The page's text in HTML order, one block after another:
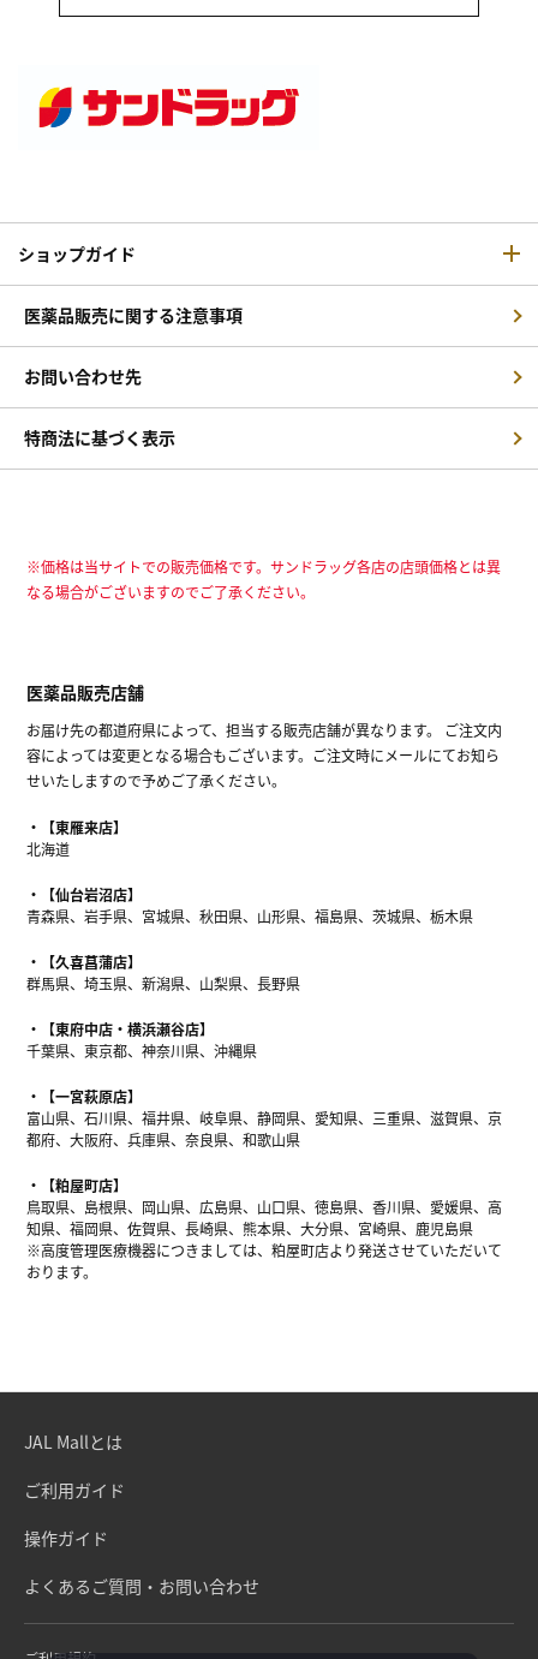
ショップガイド
医薬品販売に関する注意事項
お問い合わせ先
特商法に基づく表示
※価格は当サイトでの販売価格です。サンドラッグ各店の店頭価格とは異
なる場合がございますのでご了承ください。
医薬品販売店舗
お届け先の都道府県によって、担当する販売店舗が異なります。 ご注文内
容によっては変更となる場合もございます。ご注文時にメールにてお知ら
せいたしますので予めご了承ください。
【東雁来店】
北海道
【仙台岩沼店】
青森県、岩手県、宮城県、秋田県、山形県、福島県、茨城県、栃木県
【久喜菖蒲店】
群馬県、埼玉県、新潟県、山梨県、長野県
【東府中店・横浜瀬谷店】
千葉県、東京都、神奈川県、沖縄県
【一宮萩原店】
富山県、石川県、福井県、岐阜県、静岡県、愛知県、三重県、滋賀県、京
都府、大阪府、兵庫県、奈良県、和歌山県
【粕屋町店】
鳥取県、島根県、岡山県、広島県、山口県、徳島県、香川県、愛媛県、高
知県、福岡県、佐賀県、長崎県、熊本県、大分県、宮崎県、鹿児島県
※高度管理医療機器につきましては、粕屋町店より発送させていただいて
おります。
JAL Mallとは
ご利用ガイド
操作ガイド
よくあるご質問・お問い合わせ